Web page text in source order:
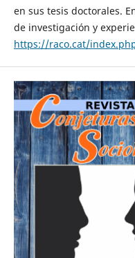
en sus tesis doctorales.
de investigación y
https://raco.cat/